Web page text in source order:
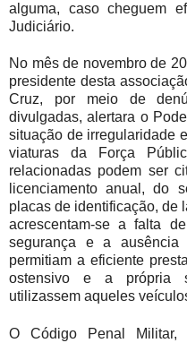
alguma, caso cheguem
Judiciário.
No mês de novembro de
presidente desta
Cruz, por meio de
divulgadas, alertara o
situação de irregularidade
viaturas da Força
relacionadas podem ser
licenciamento anual, do
placas de identificação, de
acrescentam-se a falta
segurança e a ausência
permitiam a eficiente
ostensivo e a própria
utilizassem aqueles
O Código Penal